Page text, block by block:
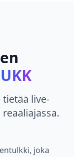
UKK
live-
joka